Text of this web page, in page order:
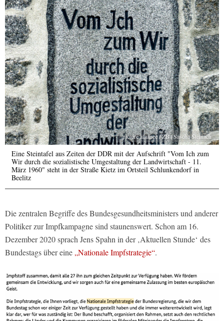
picture alliance / ZB | Sascha Steinach
Eine Steintafel aus Zeiten der DDR mit der Aufschrift "Vom Ich zum
Wir durch die sozialistische Umgestaltung der Landwirtschaft - 11.
März 1960" steht in der Straße Kietz im Ortsteil Schlunkendorf in
Beelitz
Die zentralen Begriffe des Bundesgesundheitsministers und anderer
Politiker zur Impfkampagne sind staunenswert. Schon am 16.
Dezember 2020 sprach Jens Spahn in der ‚Aktuellen Stunde‘ des
Bundestags über eine„Nationale Impfstrategie“.